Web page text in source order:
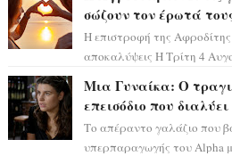
σώζουν τον έρωτά
Η επιστροφή της Αφροδίτης
αποκαλύψεις Η Τρίτη 4
Μια Γυναίκα: Ο
επεισόδιο που
Το απέραντο γαλάζιο που
υπερπαραγωγής του Alpha